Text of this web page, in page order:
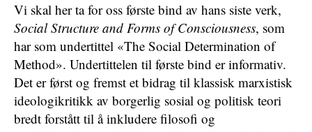
Vi skal her ta for oss første bind av hans siste verk,
Social Structure and Forms of Consciousness, som
har som undertittel «The Social Determination of
Method». Undertittelen til første bind er informativ.
Det er først og fremst et bidrag til klassisk marxistisk
ideologikritikk av borgerlig sosial og politisk teori
bredt forstått til å inkludere filosofi og